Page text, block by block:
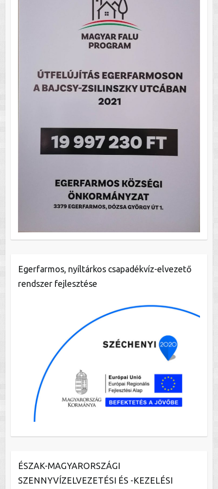
Egerfarmos, nyíltárkos csapadékvíz-elvezető
rendszer fejlesztése
ÉSZAK-MAGYARORSZÁGI
SZENNYVÍZELVEZETÉSI ÉS -KEZELÉSI